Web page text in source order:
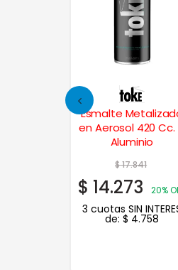
Esmalte
en Aerosol 420 Cc.
Aluminio
$17.841
$ 14.273 20%
3 cuotas SIN
de: $ 4.758